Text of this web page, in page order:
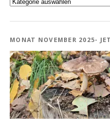
MONAT NOVEMBER 2025-